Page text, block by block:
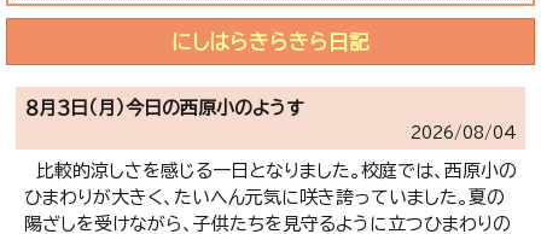
にしはらきらきら日記
８月３日（月）今日の西原小のようす
2026/08/04
比較的涼しさを感じる一日となりました。校庭では、西原小の
ひまわりが大きく、たいへん元気に咲き誇っていました。夏の
陽ざしを受けながら、子供たちを見守るように立つひまわりの